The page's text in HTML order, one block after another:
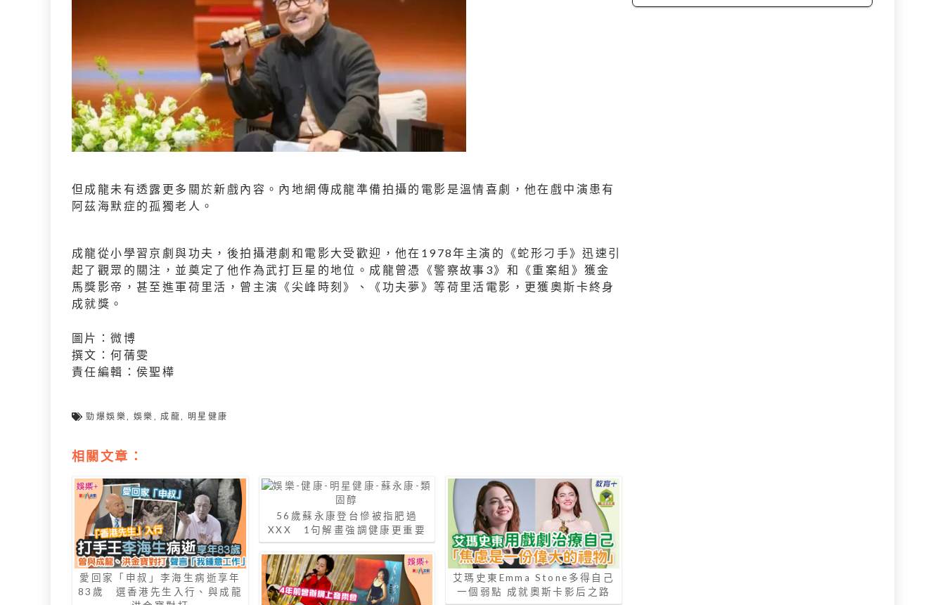
但成龍未有透露更多關於新戲內容。內地網傳成龍準備拍攝的電影是溫情喜劇，他在戲中演患有
阿茲海默症的孤獨老人。
成龍從小學習京劇與功夫，後拍攝港劇和電影大受歡迎，他在1978年主演的《蛇形刁手》迅速引
起了觀眾的關注，並奠定了他作為武打巨星的地位。成龍曾憑《警察故事3》和《重案組》獲金
馬獎影帝，甚至進軍荷里活，曾主演《尖峰時刻》、《功夫夢》等荷里活電影，更獲奧斯卡終身
成就獎。
圖片：微博
撰文：何蒨雯
責任編輯：侯聖樺
勁爆娛樂, 娛樂 ,成龍, 明星健康
相關文章：
愛回家「申叔」李海生病逝享年
83歲 選香港先生入行、與成龍
56歲蘇永康登台慘被指肥過
XXX 1句解畫強調健康更重要
艾瑪史東Emma Stone多得自己
一個弱點 成就奧斯卡影后之路